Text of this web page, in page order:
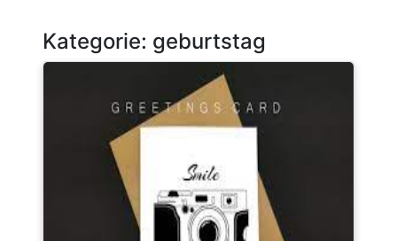
Kategorie: geburtstag